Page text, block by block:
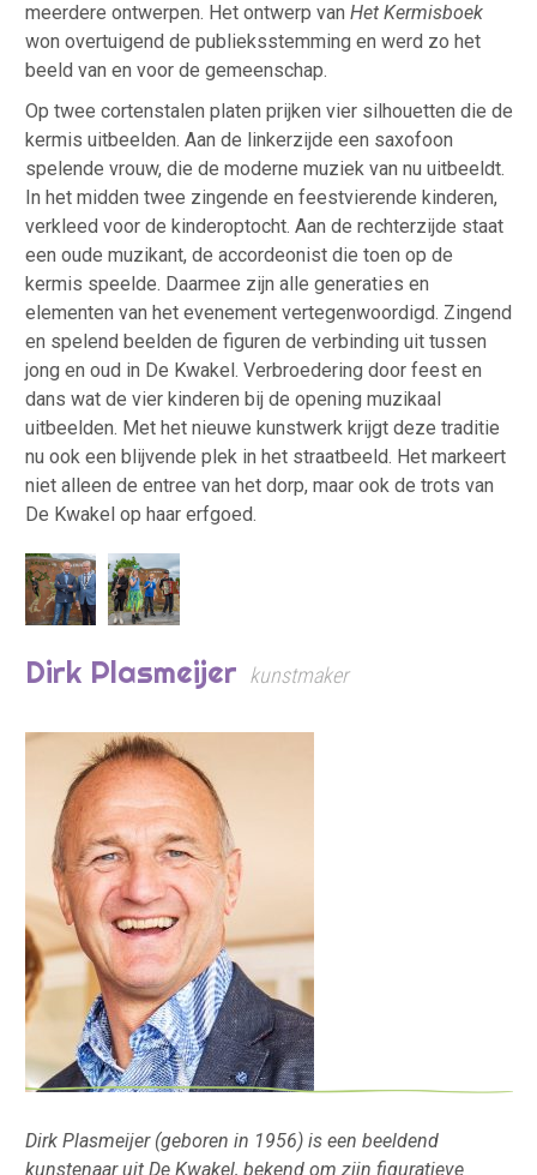
meerdere ontwerpen. Het ontwerp van Het Kermisboek
won overtuigend de publieksstemming en werd zo het
beeld van en voor de gemeenschap.
Op twee cortenstalen platen prijken vier silhouetten die de
kermis uitbeelden. Aan de linkerzijde een saxofoon
spelende vrouw, die de moderne muziek van nu uitbeeldt.
In het midden twee zingende en feestvierende kinderen,
verkleed voor de kinderoptocht. Aan de rechterzijde staat
een oude muzikant, de accordeonist die toen op de
kermis speelde. Daarmee zijn alle generaties en
elementen van het evenement vertegenwoordigd. Zingend
en spelend beelden de figuren de verbinding uit tussen
jong en oud in De Kwakel. Verbroedering door feest en
dans wat de vier kinderen bij de opening muzikaal
uitbeelden. Met het nieuwe kunstwerk krijgt deze traditie
nu ook een blijvende plek in het straatbeeld. Het markeert
niet alleen de entree van het dorp, maar ook de trots van
De Kwakel op haar erfgoed.
Dirk Plasmeijer kunstmaker
Dirk Plasmeijer (geboren in 1956) is een beeldend
kunstenaar uit De Kwakel, bekend om zijn figuratieve